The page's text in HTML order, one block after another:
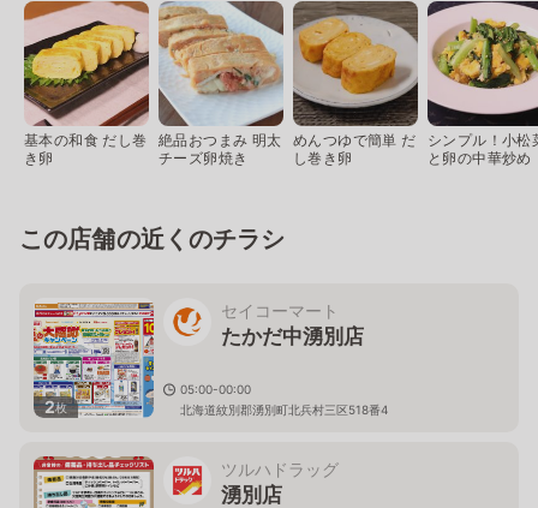
基本の和食 だし巻
き卵
絶品おつまみ 明太
チーズ卵焼き
めんつゆで簡単 だ
し巻き卵
シンプル！小松
と卵の中華炒め
この店舗の近くのチラシ
2枚
セイコーマート
たかだ中湧別店
05:00-00:00
北海道紋別郡湧別町北兵村三区518番4
ツルハドラッグ
湧別店